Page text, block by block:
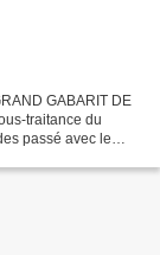
GABARIT DE
traitance du
passé avec le